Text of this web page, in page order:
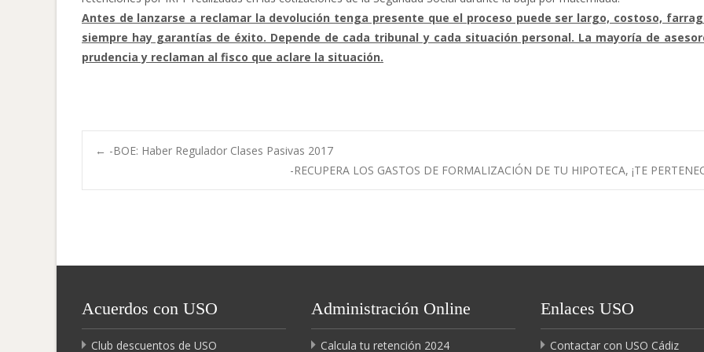
Antes de lanzarse a reclamar la devolución tenga presente que el proceso puede ser largo, costoso,
siempre hay garantías de éxito. Depende de cada tribunal y cada situación personal. La mayoría de
prudencia y reclaman al fisco que aclare la situación.
Navegación
entradas
← -BOE: Haber Regulador Clases Pasivas 2017
-RECUPERA LOS GASTOS DE FORMALIZACIÓN DE TU HIPOTECA, ¡TE
Acuerdos con USO
Club descuentos de USO
Administración Online
Calcula tu retención 2024
Enlaces USO
Contactar con USO Cádiz